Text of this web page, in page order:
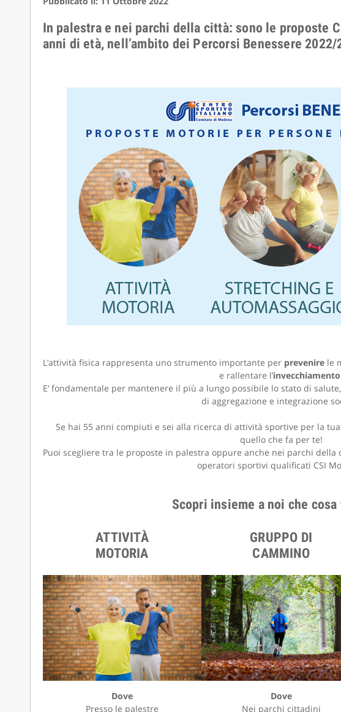
In palestra e nei parchi della città: sono le proposte
anni di età, nell’ambito dei Percorsi Benessere
L’attività fisica rappresenta uno strumento importante per prevenirele
e rallentare l’invecchiamento
E’ fondamentale per mantenere il più a lungo possibile lo stato di
di aggregazione e integrazione
Se hai 55 anni compiuti e sei alla ricerca di attività sportive per la
quello che fa per te!
Puoi scegliere tra le proposte in palestra oppure anche nei parchi
operatori sportivi qualificati CSI
Scopri insieme a noi che cosa
ATTIVITÀ
MOTORIA
GRUPPO DI
CAMMINO
Dove
Presso le palestre
Dove
Nei parchi cittadini